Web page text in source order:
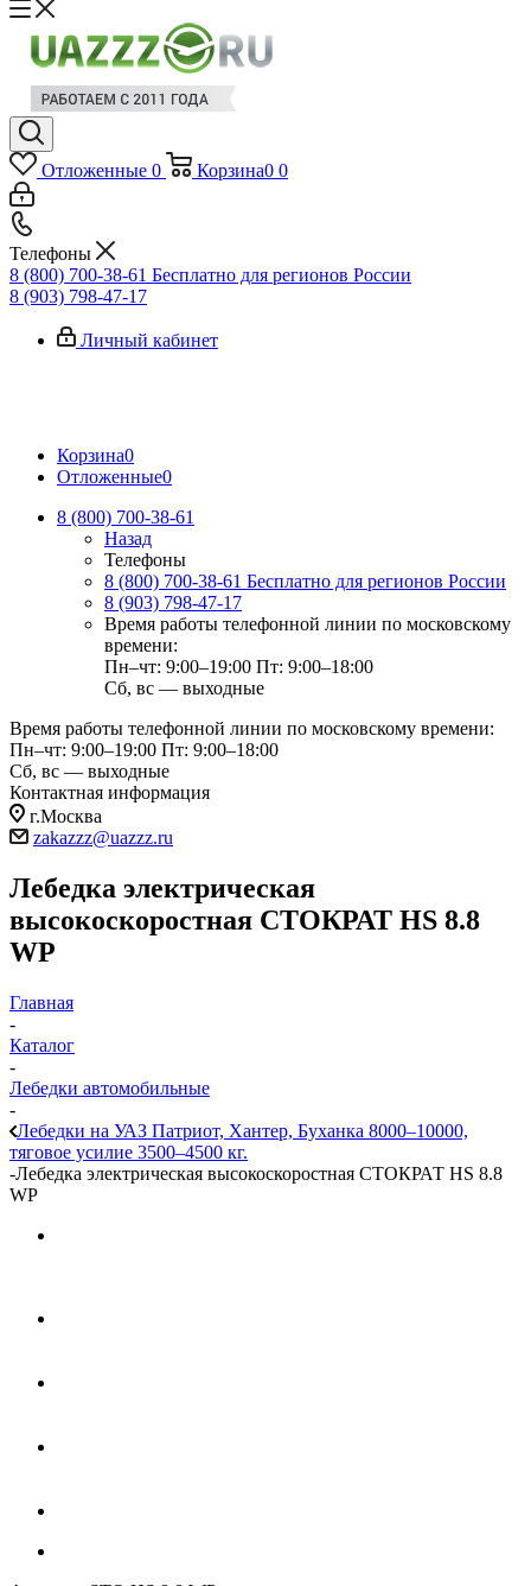
Отложенные 0 Корзина0 0
Телефоны
8 (800) 700-38-61 Бесплатно для регионов России
8 (903) 798-47-17
Личный кабинет
Корзина0
Отложенные0
8 (800) 700-38-61
Назад
Телефоны
8 (800) 700-38-61 Бесплатно для регионов России
8 (903) 798-47-17
Время работы телефонной линии по московскому
времени:
Пн–чт: 9:00–19:00 Пт: 9:00–18:00
Сб, вс — выходные
Время работы телефонной линии по московскому времени:
Пн–чт: 9:00–19:00 Пт: 9:00–18:00
Сб, вс — выходные
Контактная информация
г.Москва
zakazzz@uazzz.ru
Лебедка электрическая
высокоскоростная СТОКРАТ HS 8.8
WP
Главная
-
Каталог
-
Лебедки автомобильные
-
Лебедки на УАЗ Патриот, Хантер, Буханка 8000–10000,
тяговое усилие 3500–4500 кг.
-Лебедка электрическая высокоскоростная СТОКРАТ HS 8.8
WP